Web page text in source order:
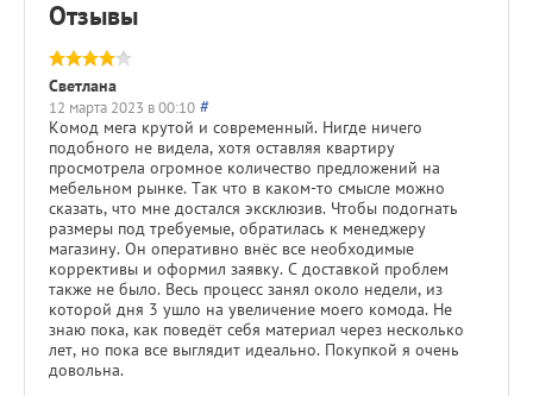
Отзывы
Светлана
12 марта 2023 в 00:10 #
Комод мега крутой и современный. Нигде ничего
подобного не видела, хотя оставляя квартиру
просмотрела огромное количество предложений на
мебельном рынке. Так что в каком-то смысле можно
сказать, что мне достался эксклюзив. Чтобы подогнать
размеры под требуемые, обратилась к менеджеру
магазину. Он оперативно внёс все необходимые
коррективы и оформил заявку. С доставкой проблем
также не было. Весь процесс занял около недели, из
которой дня 3 ушло на увеличение моего комода. Не
знаю пока, как поведёт себя материал через несколько
лет, но пока все выглядит идеально. Покупкой я очень
довольна.